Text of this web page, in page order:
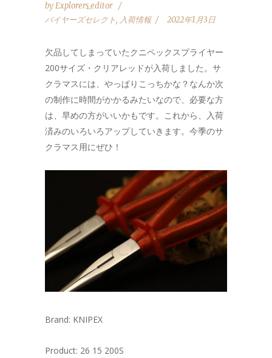
byExplorers_editor
バイヤーズセレクト, 入荷情報 2022年1月3日
欠品してしまっていたクニペックスプライヤー
200サイズ・クリアレッドが入荷しました。サ
クラマスには、やっぱりこっちかな？なんか次
の制作に時間がかかるみたいなので、必要な方
は、早めの方がいいかもです。これから、入荷
済みのいろいろアップしていきます。今季のサ
クラマス用にぜひ！
Brand: KNIPEX
Product: 26 15 200S